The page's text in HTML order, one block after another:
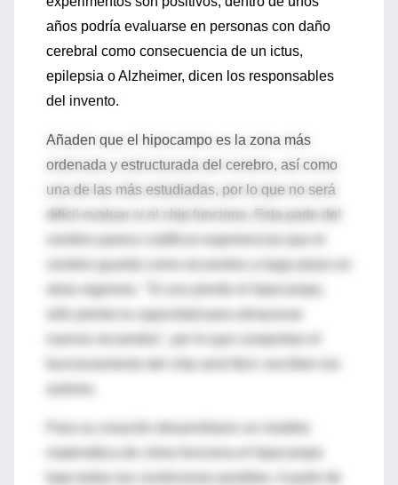
años podría evaluarse en personas con daño
cerebral como consecuencia de un ictus,
epilepsia o Alzheimer, dicen los responsables
del invento.
Añaden que el hipocampo es la zona más
ordenada y estructurada del cerebro, así como
una de las más estudiadas, por lo que no será
difícil evaluar si el chip funciona. Esta parte del
cerebro guarda como recuerdos a largo plazo en
otras regiones. "Si uno pierde el hipocampo,
sólo pierda la capacidad para almacenar
matemática de cómo funciona el hipocampo